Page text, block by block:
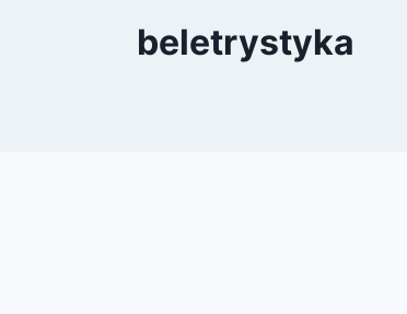
beletrystyka